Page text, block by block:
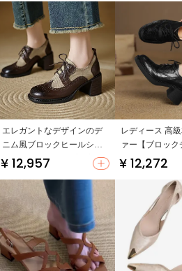
エレガントなデザインのデ
ニム風ブロックヒールシュ
ーズ【レースアップ・高め
¥ 12,957
レディース 高
ァー【ブロック
太ヒール・深口
¥ 12,272